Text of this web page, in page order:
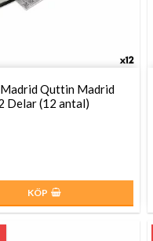
Quttin Madrid
Delar (12 antal)
KÖP